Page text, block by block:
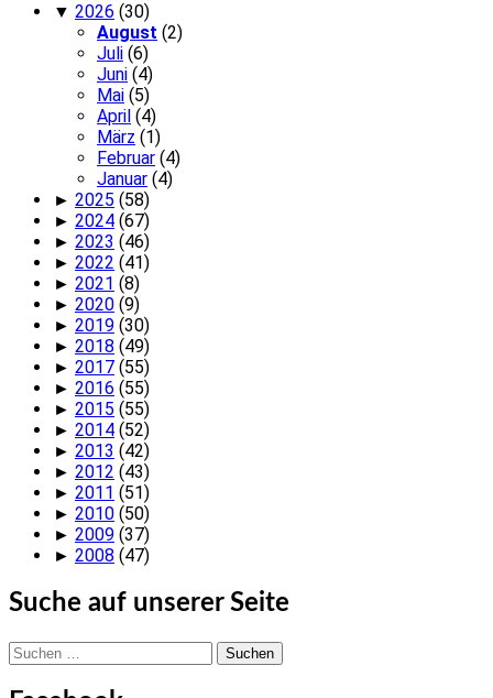
▼ 2026 (30)
August (2)
Juli (6)
Juni (4)
Mai (5)
April (4)
März (1)
Februar (4)
Januar (4)
► 2025 (58)
► 2024 (67)
► 2023 (46)
► 2022 (41)
► 2021 (8)
► 2020 (9)
► 2019 (30)
► 2018 (49)
► 2017 (55)
► 2016 (55)
► 2015 (55)
► 2014 (52)
► 2013 (42)
► 2012 (43)
► 2011 (51)
► 2010 (50)
► 2009 (37)
► 2008 (47)
Suche auf unserer Seite
Suchen